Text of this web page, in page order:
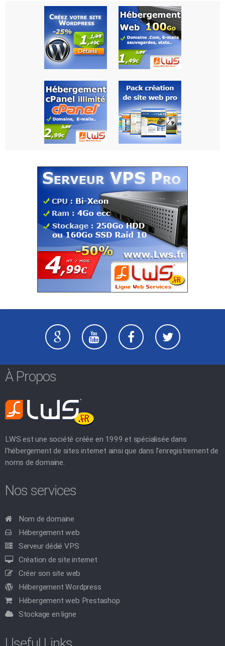
À Propos
LWS est une société créée en 1999 et spécialisée dans
l'hébergement de sites internet ainsi que dans l'enregistrement de
noms de domaine.
Nos services
Nom de domaine
Hébergement web
Serveur dédié VPS
Création de site internet
Créer son site web
Hébergement Wordpress
Hébergement web Prestashop
Stockage en ligne